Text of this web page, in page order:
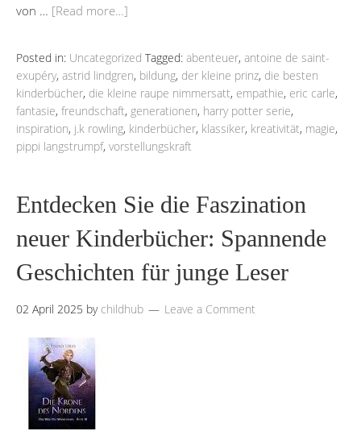
von … [Read more…]
Posted in: Uncategorized Tagged: abenteuer, antoine de saint-
exupéry, astrid lindgren, bildung, der kleine prinz, die besten
kinderbücher, die kleine raupe nimmersatt, empathie, eric carle,
fantasie, freundschaft, generationen, harry potter serie,
inspiration, j.k rowling, kinderbücher, klassiker, kreativität, magie,
pippi langstrumpf, vorstellungskraft
Entdecken Sie die Faszination
neuer Kinderbücher: Spannende
Geschichten für junge Leser
02 April 2025 by childhub Leave a Comment